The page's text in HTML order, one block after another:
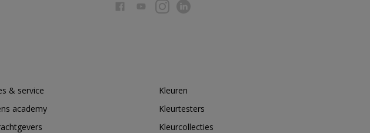
& service
academy
Kleuren
Kleurtesters
Kleurcollecties